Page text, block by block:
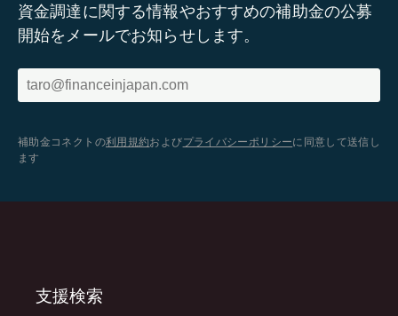
資金調達に関する情報やおすすめの補助金の公募
開始をメールでお知らせします。
補助金コネクトの利用規約およびプライバシーポリシーに同意して送信し
ます
支援検索